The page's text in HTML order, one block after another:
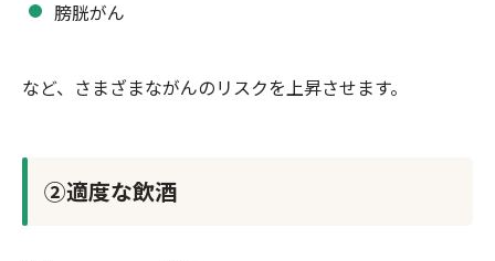
膀胱がん
など、さまざまながんのリスクを上昇させます。
②適度な飲酒